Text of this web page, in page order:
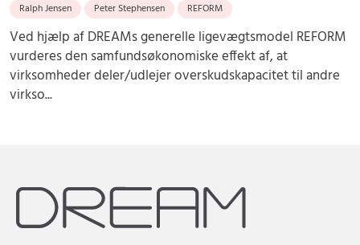
Ralph Jensen Peter Stephensen REFORM
Ved hjælp af DREAMs generelle ligevægtsmodel REFORM
vurderes den samfundsøkonomiske effekt af, at
virksomheder deler/udlejer overskudskapacitet til andre
virkso...